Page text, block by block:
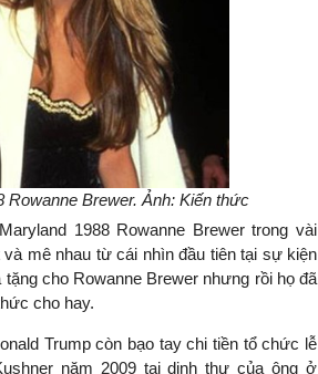
Rowanne Brewer. Ảnh: Kiến thức
1988 Rowanne Brewer trong vài
mê nhau từ cái nhìn đầu tiên tại sự kiện
cho Rowanne Brewer nhưng rồi họ đã
cho hay.
Trump còn bạo tay chi tiền tổ chức lễ
năm 2009 tại dinh thự của ông ở